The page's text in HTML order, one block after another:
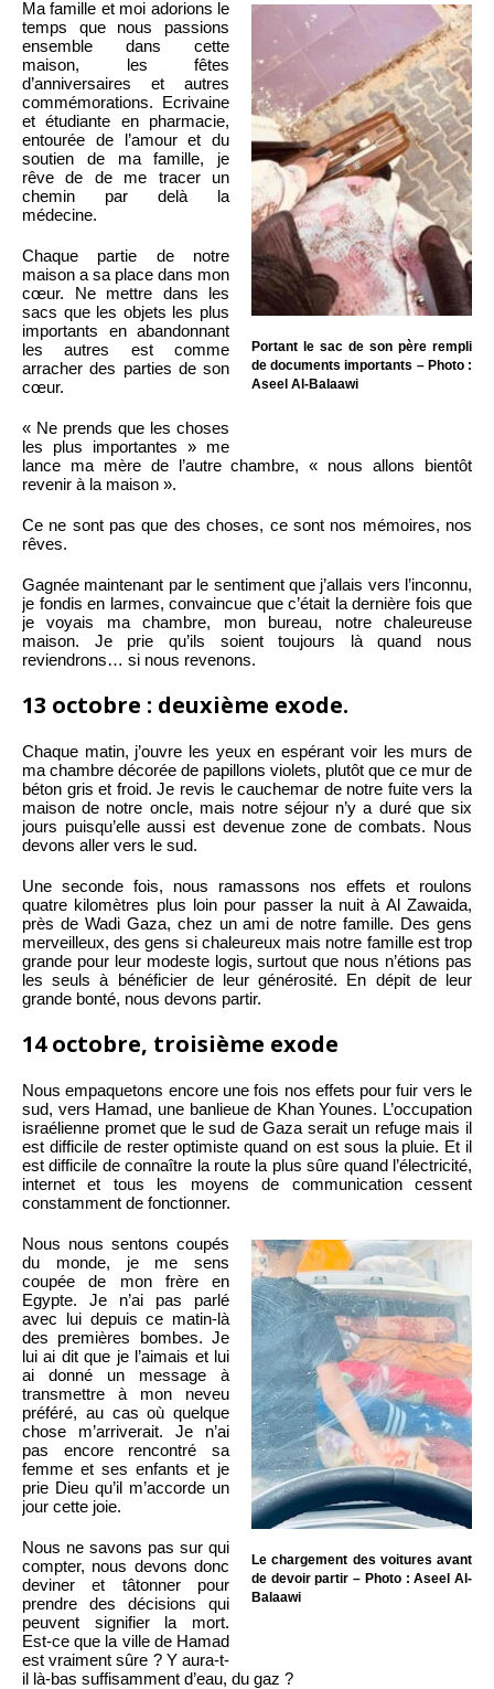
Portant le sac de son père rempli
de documents importants – Photo :
Aseel Al-Balaawi
Ma famille et moi adorions le
temps que nous passions
ensemble dans cette
maison, les fêtes
d’anniversaires et autres
commémorations. Ecrivaine
et étudiante en pharmacie,
entourée de l’amour et du
soutien de ma famille, je
rêve de de me tracer un
chemin par delà la
médecine.
Chaque partie de notre
maison a sa place dans mon
cœur. Ne mettre dans les
sacs que les objets les plus
importants en abandonnant
les autres est comme
arracher des parties de son
cœur.
« Ne prends que les choses
les plus importantes » me
lance ma mère de l’autre chambre, « nous allons bientôt
revenir à la maison ».
Ce ne sont pas que des choses, ce sont nos mémoires, nos
rêves.
Gagnée maintenant par le sentiment que j’allais vers l’inconnu,
je fondis en larmes, convaincue que c’était la dernière fois que
je voyais ma chambre, mon bureau, notre chaleureuse
maison. Je prie qu’ils soient toujours là quand nous
reviendrons… si nous revenons.
13 octobre : deuxième exode.
Chaque matin, j’ouvre les yeux en espérant voir les murs de
ma chambre décorée de papillons violets, plutôt que ce mur de
béton gris et froid. Je revis le cauchemar de notre fuite vers la
maison de notre oncle, mais notre séjour n’y a duré que six
jours puisqu’elle aussi est devenue zone de combats. Nous
devons aller vers le sud.
Une seconde fois, nous ramassons nos effets et roulons
quatre kilomètres plus loin pour passer la nuit à Al Zawaida,
près de Wadi Gaza, chez un ami de notre famille. Des gens
merveilleux, des gens si chaleureux mais notre famille est trop
grande pour leur modeste logis, surtout que nous n’étions pas
les seuls à bénéficier de leur générosité. En dépit de leur
grande bonté, nous devons partir.
14 octobre, troisième exode
Nous empaquetons encore une fois nos effets pour fuir vers le
sud, vers Hamad, une banlieue de Khan Younes. L’occupation
israélienne promet que le sud de Gaza serait un refuge mais il
est difficile de rester optimiste quand on est sous la pluie. Et il
est difficile de connaître la route la plus sûre quand l’électricité,
internet et tous les moyens de communication cessent
constamment de fonctionner.
Le chargement des voitures avant
de devoir partir – Photo : Aseel Al-
Balaawi
Nous nous sentons coupés
du monde, je me sens
coupée de mon frère en
Egypte. Je n’ai pas parlé
avec lui depuis ce matin-là
des premières bombes. Je
lui ai dit que je l’aimais et lui
ai donné un message à
transmettre à mon neveu
préféré, au cas où quelque
chose m’arriverait. Je n’ai
pas encore rencontré sa
femme et ses enfants et je
prie Dieu qu’il m’accorde un
jour cette joie.
Nous ne savons pas sur qui
compter, nous devons donc
deviner et tâtonner pour
prendre des décisions qui
peuvent signifier la mort.
Est-ce que la ville de Hamad
est vraiment sûre ? Y aura-t-
il là-bas suffisamment d’eau, du gaz ?